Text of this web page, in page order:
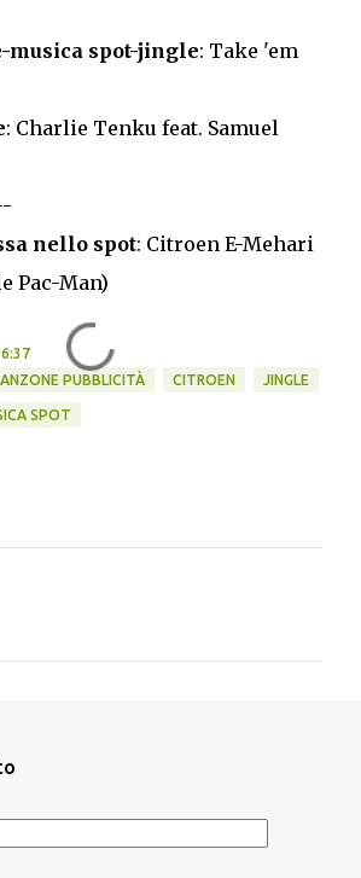
musica spot-jingle: Take 'em
: Charlie Tenku feat. Samuel
nello spot: Citroen E-Mehari
Pac-Man)
PUBBLICITÀ CITROEN JINGLE
SPOT